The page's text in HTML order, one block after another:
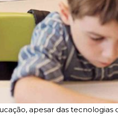
apesar das tecnologias